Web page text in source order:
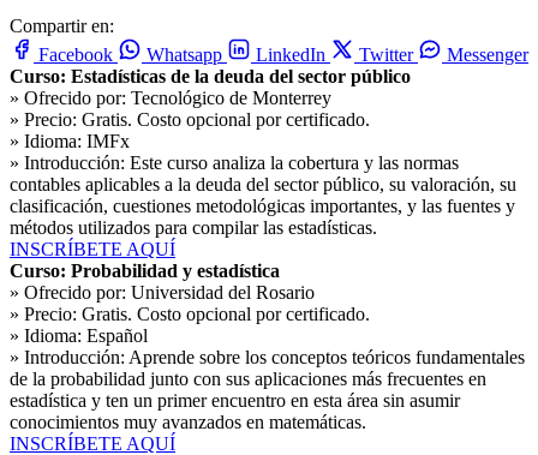
Compartir en:
Facebook
Whatsapp LinkedIn Twitter
Messenger
Curso: Estadísticas de la deuda del sector público
» Ofrecido por: Tecnológico de Monterrey
» Precio: Gratis. Costo opcional por certificado.
» Idioma: IMFx
» Introducción: Este curso analiza la cobertura y las normas
contables aplicables a la deuda del sector público, su valoración, su
clasificación, cuestiones metodológicas importantes, y las fuentes y
métodos utilizados para compilar las estadísticas.
INSCRÍBETE AQUÍ
Curso: Probabilidad y estadística
» Ofrecido por: Universidad del Rosario
» Precio: Gratis. Costo opcional por certificado.
» Idioma: Español
» Introducción: Aprende sobre los conceptos teóricos fundamentales
de la probabilidad junto con sus aplicaciones más frecuentes en
estadística y ten un primer encuentro en esta área sin asumir
conocimientos muy avanzados en matemáticas.
INSCRÍBETE AQUÍ